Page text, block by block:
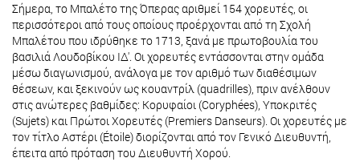
Σήμερα, το Μπαλέτο της Όπερας αριθμεί 154 χορευτές, οι
περισσότεροι από τους οποίους προέρχονται από τη Σχολή
Μπαλέτου που ιδρύθηκε το 1713, ξανά με πρωτοβουλία του
βασιλιά Λουδοβίκου ΙΔ'. Οι χορευτές εντάσσονται στην ομάδα
μέσω διαγωνισμού, ανάλογα με τον αριθμό των διαθέσιμων
θέσεων, και ξεκινούν ως κουαντρίλ (quadrilles), πριν ανέλθουν
στις ανώτερες βαθμίδες: Κορυφαίοι (Coryphées), Υποκριτές
(Sujets) και Πρώτοι Χορευτές (Premiers Danseurs). Οι χορευτές με
τον τίτλο Αστέρι (Étoile) διορίζονται από τον Γενικό Διευθυντή,
έπειτα από πρόταση του Διευθυντή Χορού.